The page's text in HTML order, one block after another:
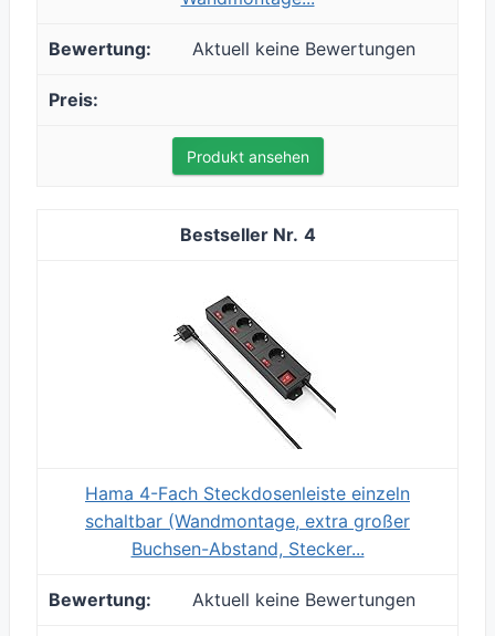
Aktuell keine Bewertungen
Produkt ansehen
4
Hama 4-Fach Steckdosenleiste einzeln
schaltbar (Wandmontage, extra großer
Buchsen-Abstand, Stecker...
Aktuell keine Bewertungen